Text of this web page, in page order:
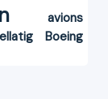
avions
Boeing